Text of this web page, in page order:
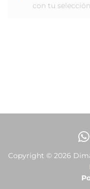
con tu
Copyright © 2026